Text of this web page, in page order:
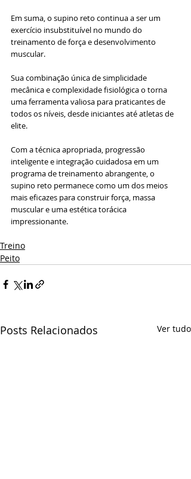
Em suma, o supino reto continua a ser um
exercício insubstituível no mundo do
treinamento de força e desenvolvimento
muscular.
Sua combinação única de simplicidade
mecânica e complexidade fisiológica o torna
uma ferramenta valiosa para praticantes de
todos os níveis, desde iniciantes até atletas de
elite.
Com a técnica apropriada, progressão
inteligente e integração cuidadosa em um
programa de treinamento abrangente, o
supino reto permanece como um dos meios
mais eficazes para construir força, massa
muscular e uma estética torácica
impressionante.
Treino
Peito
Posts Relacionados Ver tudo